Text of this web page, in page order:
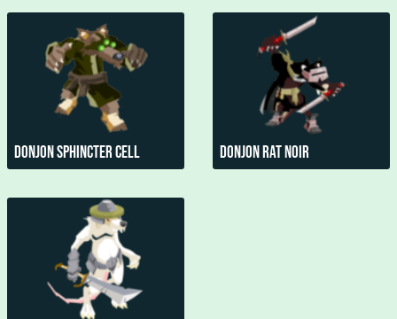
Donjon sphincter Cell Donjon Rat Noir